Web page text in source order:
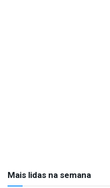
Mais lidas na semana